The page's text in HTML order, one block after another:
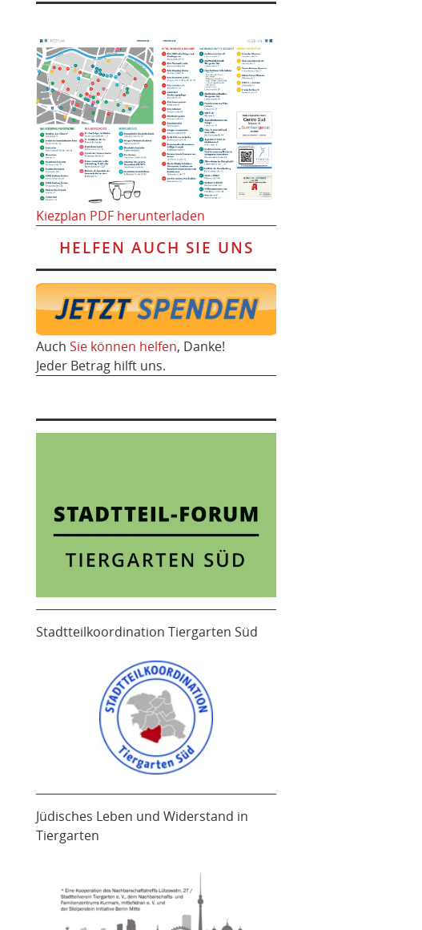
Kiezplan PDF herunterladen
HELFEN AUCH SIE UNS
Auch Sie können helfen, Danke!
Jeder Betrag hilft uns.
Stadtteilkoordination Tiergarten Süd
Jüdisches Leben und Widerstand in
Tiergarten